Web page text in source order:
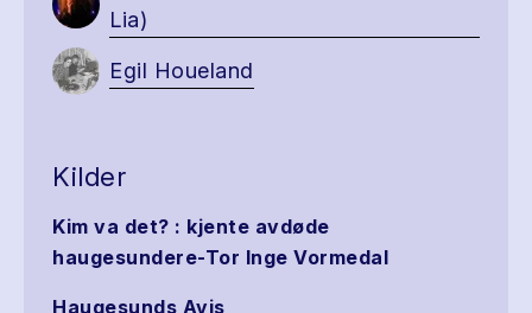
Lia)
Egil Houeland
Kilder
Kim va det? : kjente avdøde
haugesundere-Tor Inge Vormedal
Haugesunds Avis